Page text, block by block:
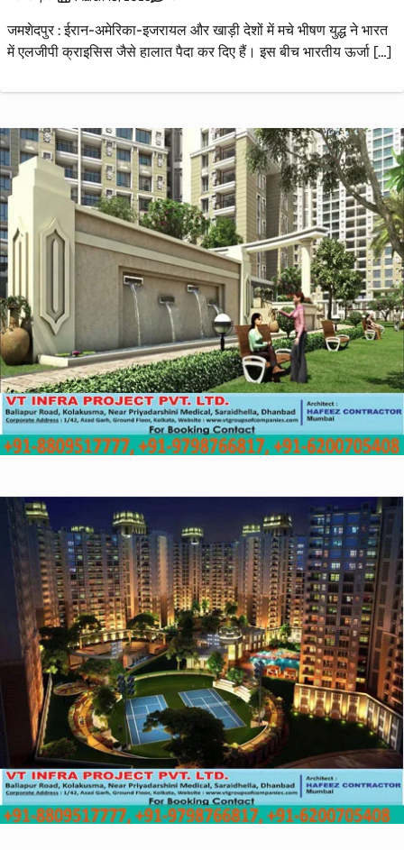
जमशेदपुर : ईरान-अमेरिका-इजरायल और खाड़ी देशों में मचे भीषण युद्ध ने भारत
में एलजीपी क्राइसिस जैसे हालात पैदा कर दिए हैं। इस बीच भारतीय ऊर्जा […]